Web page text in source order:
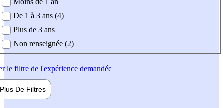
De 1 à 3 ans (4)
Plus de 3 ans
Non renseignée (2)
le filtre de l'expérience demandée
Plus De Filtres